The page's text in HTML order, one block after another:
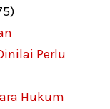
Perlu
Hukum